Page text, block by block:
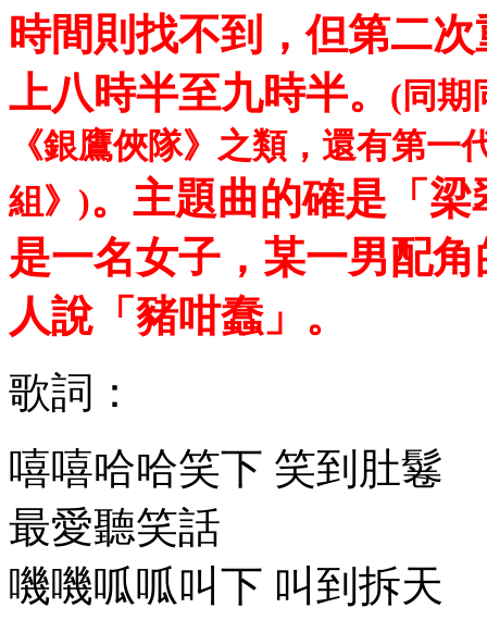
時間則找不到，但第二
上八時半至九時半。
(同期
《銀鷹俠隊》之類，還有第
組》)。主題曲的確是「
是一名女子，某一男配
人說「豬咁蠢」。
歌詞：
嘻嘻哈哈笑下 笑到肚鬈
最愛聽笑話
嘰嘰呱呱叫下 叫到拆天